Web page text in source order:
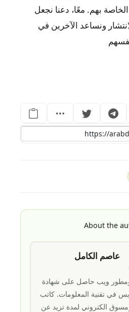
بهم. معًا، دعنا نجعل
ونساعد الآخرين في
About the
عاصم الكامل
ويب حاصل على شهادة
في تقنية المعلومات. كاتب
الكتروني لمدة تزيد عن